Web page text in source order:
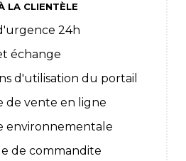
LA CLIENTÈLE
24h
échange
d'utilisation du portail
de vente en ligne
environnementale
de commandite